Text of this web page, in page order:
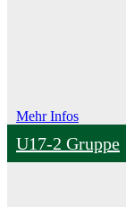
Mehr Infos
U17-2 Gruppe